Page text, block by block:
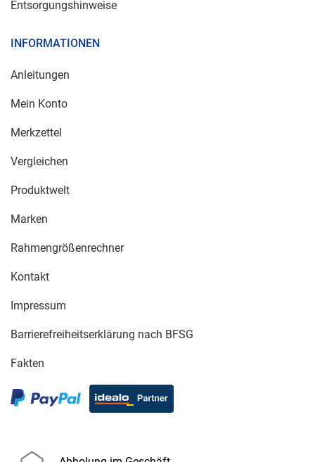
Entsorgungshinweise
INFORMATIONEN
Anleitungen
Mein Konto
Merkzettel
Vergleichen
Produktwelt
Marken
Rahmengrößenrechner
Kontakt
Impressum
Barrierefreiheitserklärung nach BFSG
Fakten